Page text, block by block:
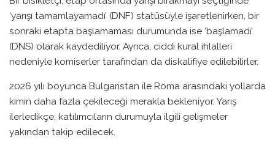
‘yarışı tamamlayamadı’ (DNF) statüsüyle işaretlenirken, bir
sonraki etapta başlamaması durumunda ise ‘başlamadı’
(DNS) olarak kaydediliyor. Ayrıca, ciddi kural ihlalleri
nedeniyle komiserler tarafından da diskalifiye edilebilirler.
2026 yılı boyunca Bulgaristan ile Roma arasındaki yollarda
kimin daha fazla çekileceği merakla bekleniyor. Yarış
ilerledikçe, katılımcıların durumuyla ilgili gelişmeler
yakından takip edilecek.